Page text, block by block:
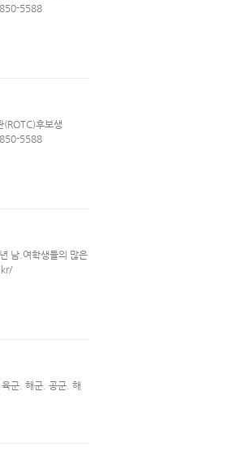
850-5588
(ROTC)후보생
850-5588
남.여학생들의 많은
군. 해군. 공군. 해